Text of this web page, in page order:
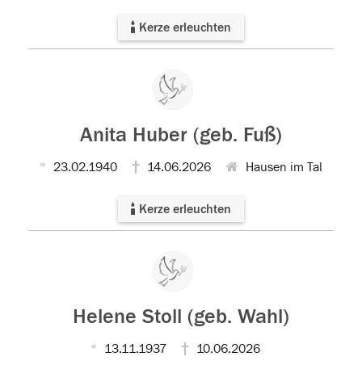
Kerze erleuchten
Anita Huber (geb. Fuß)
23.02.1940 14.06.2026 Hausen im Tal
Kerze erleuchten
Helene Stoll (geb. Wahl)
13.11.1937 10.06.2026